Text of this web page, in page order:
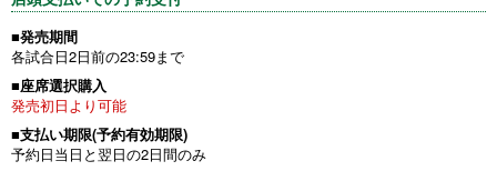
■発売期間
各試合日2日前の23:59まで
■座席選択購入
発売初日より可能
■支払い期限(予約有効期限)
予約日当日と翌日の2日間のみ